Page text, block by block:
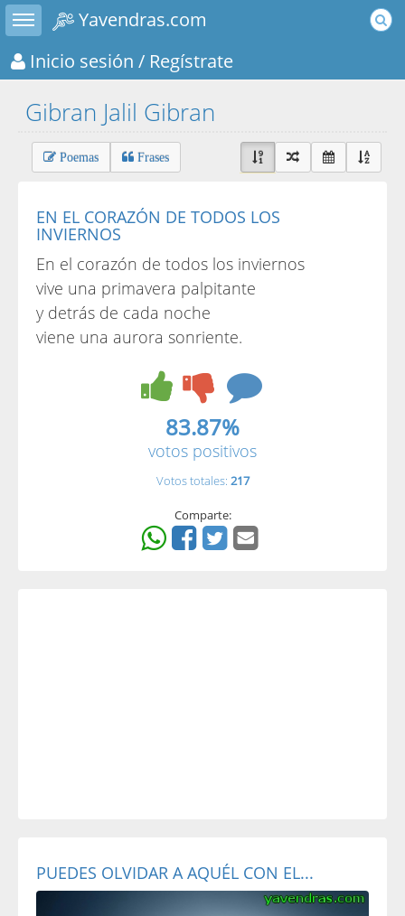
Toggle sidebar
Yavendras.com
Inicio sesión / Regístrate
Gibran Jalil Gibran
Poemas Frases
EN EL CORAZÓN DE TODOS LOS
INVIERNOS
En el corazón de todos los inviernos
vive una primavera palpitante
y detrás de cada noche
viene una aurora sonriente.
83.87%
votos positivos
Votos totales: 217
Comparte:
PUEDES OLVIDAR A AQUÉL CON EL...